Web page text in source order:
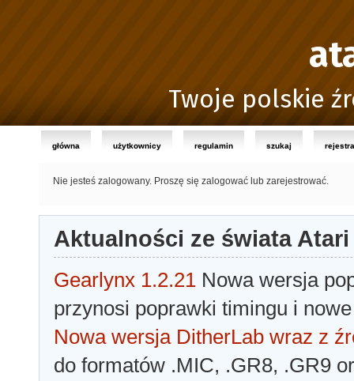
Twoje polskie
główna użytkownicy regulamin szukaj
Nie jesteś zalogowany. Proszę się zalogować lub zarejestrować.
Aktualności ze świata Atari
Gearlynx 1.2.21 Nowa wersja
przynosi poprawki timingu i
Nowa wersja DitherLab wraz z
do formatów .MIC, .GR8, .GR9